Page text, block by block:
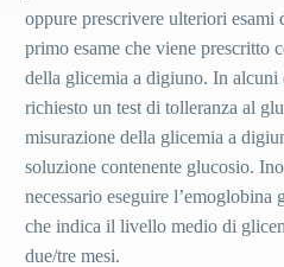
oppure prescrivere ulteriori
primo esame che viene prescritto
della glicemia a digiuno. In alcuni
richiesto un test di tolleranza al
misurazione della glicemia a
soluzione contenente glucosio.
necessario eseguire
che indica il livello medio di
due/tre mesi.